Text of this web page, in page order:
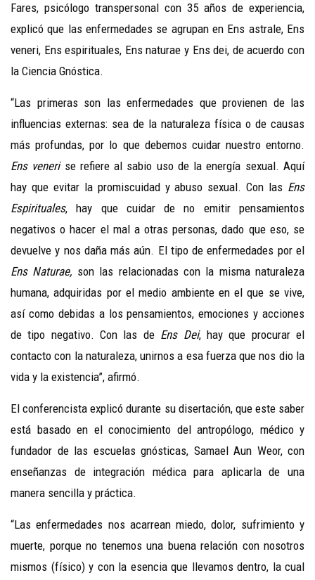
Fares, psicólogo transpersonal con 35 años de experiencia,
explicó que las enfermedades se agrupan en Ens astrale, Ens
veneri, Ens espirituales, Ens naturae y Ens dei, de acuerdo con
la Ciencia Gnóstica.
“Las primeras son las enfermedades que provienen de las
influencias externas: sea de la naturaleza física o de causas
más profundas, por lo que debemos cuidar nuestro entorno.
Ens venerise refiere al sabio uso de la energía sexual. Aquí
hay que evitar la promiscuidad y abuso sexual. Con las Ens
Espirituales, hay que cuidar de no emitir pensamientos
negativos o hacer el mal a otras personas, dado que eso, se
devuelve y nos daña más aún. El tipo de enfermedades por el
Ens Naturae, son las relacionadas con la misma naturaleza
humana, adquiridas por el medio ambiente en el que se vive,
así como debidas a los pensamientos, emociones y acciones
de tipo negativo. Con las de Ens Dei, hay que procurar el
contacto con la naturaleza, unirnos a esa fuerza que nos dio la
vida y la existencia”, afirmó.
El conferencista explicó durante su disertación, que este saber
está basado en el conocimiento del antropólogo, médico y
fundador de las escuelas gnósticas, Samael Aun Weor, con
enseñanzas de integración médica para aplicarla de una
manera sencilla y práctica.
“Las enfermedades nos acarrean miedo, dolor, sufrimiento y
muerte, porque no tenemos una buena relación con nosotros
mismos (físico) y con la esencia que llevamos dentro, la cual